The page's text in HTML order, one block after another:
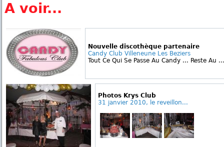
A voir...
Nouvelle discothèque partenaire
Candy Club Villeneune Les Beziers
Tout Ce Qui Se Passe Au Candy ... Reste Au
Photos Krys Club
31 janvier 2010, le reveillon...